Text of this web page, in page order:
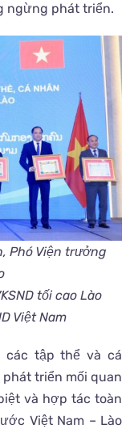
ngừng phát triển.
Phó Viện trưởng
tối cao Lào
Việt Nam
các tập thể và cá
phát triển mối quan
và hợp tác toàn
Việt Nam – Lào